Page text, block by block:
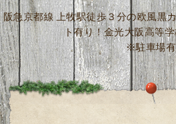
阪急京都線 上牧駅徒歩３分の欧風黒
ト有り！金光大阪高等
※駐車場